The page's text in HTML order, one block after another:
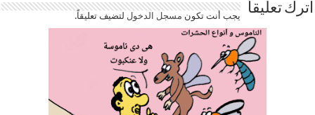
اترك تعليقاً يجب أنت تكون مسجل الدخوللتضيف تعليقاً.